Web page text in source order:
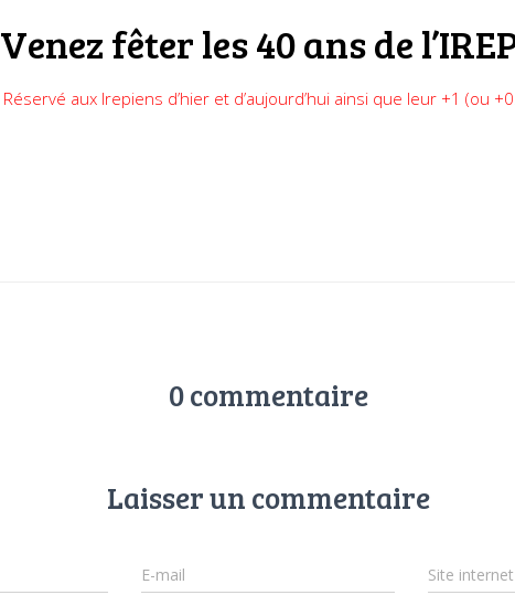
Venez fêter les 40 ans de
Réservé aux Irepiens d’hier et d’aujourd’hui ainsi que leur +1 (ou
0 commentaire
Laisser un commentaire
E-mail Site internet